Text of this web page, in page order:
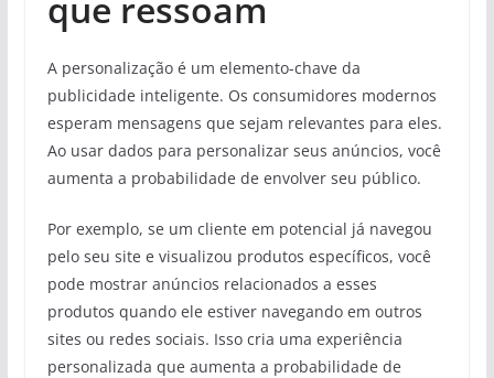
A personalização é um elemento-chave da
publicidade inteligente. Os consumidores modernos
esperam mensagens que sejam relevantes para eles.
Ao usar dados para personalizar seus anúncios, você
aumenta a probabilidade de envolver seu público.
Por exemplo, se um cliente em potencial já navegou
pelo seu site e visualizou produtos específicos, você
pode mostrar anúncios relacionados a esses
produtos quando ele estiver navegando em outros
sites ou redes sociais. Isso cria uma experiência
personalizada que aumenta a probabilidade de